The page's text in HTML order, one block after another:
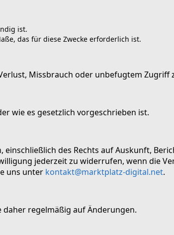
ist.
das für diese Zwecke erforderlich ist.
Missbrauch oder unbefugtem Zugriff
wie es gesetzlich vorgeschrieben ist.
einschließlich des Rechts auf Auskunft,
jederzeit zu widerrufen, wenn die
uns unter kontakt@marktplatz-digital.net.
daher regelmäßig auf Änderungen.